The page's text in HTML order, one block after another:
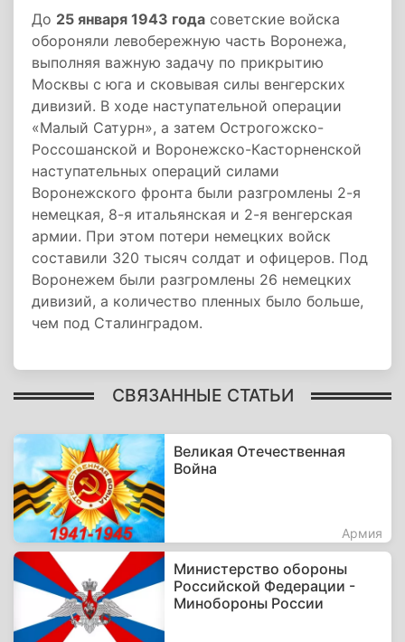
До 25 января 1943 года советские войска
обороняли левобережную часть Воронежа,
выполняя важную задачу по прикрытию
Москвы с юга и сковывая силы венгерских
дивизий. В ходе наступательной операции
«Малый Сатурн», а затем Острогожско-
Россошанской и Воронежско-Касторненской
наступательных операций силами
Воронежского фронта были разгромлены 2-я
немецкая, 8-я итальянская и 2-я венгерская
армии. При этом потери немецких войск
составили 320 тысяч солдат и офицеров. Под
Воронежем были разгромлены 26 немецких
дивизий, а количество пленных было больше,
чем под Сталинградом.
СВЯЗАННЫЕ СТАТЬИ
Великая Отечественная
Война
Армия
Министерство обороны
Российской Федерации -
Минобороны России